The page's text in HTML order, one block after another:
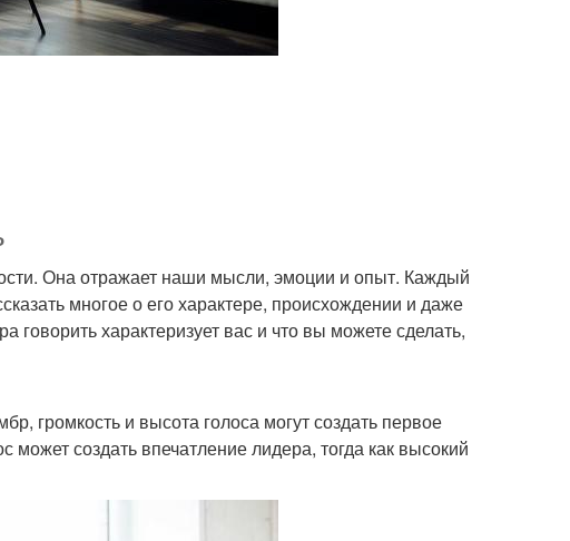
Она отражает наши мысли, эмоции и опыт. Каждый
многое о его характере, происхождении и даже
характеризует вас и что вы можете сделать,
громкость и высота голоса могут создать первое
создать впечатление лидера, тогда как высокий